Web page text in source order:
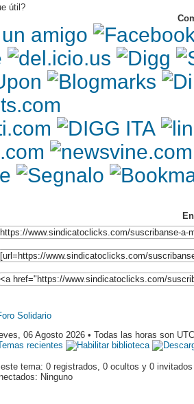
útil?
Solidario
06 Agosto 2026 • Todas las horas son
tema: 0 registrados, 0 ocultos y 0 invitados
Ninguno